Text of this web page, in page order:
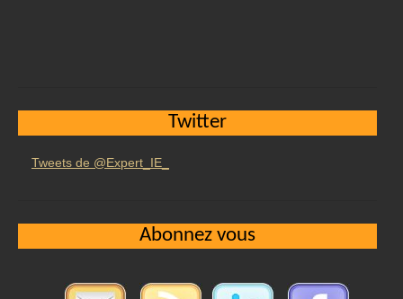
Twitter
Tweets de @Expert_IE_
Abonnez vous